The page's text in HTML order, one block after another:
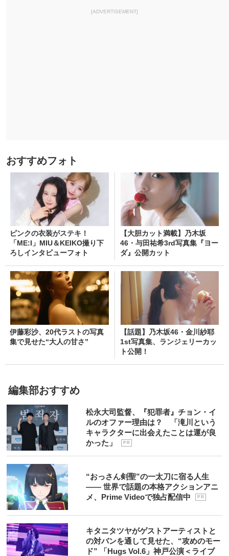
[ADVERTISEMENT]
おすすめフォト
ピンクの衣装がステキ！
「ME:I」MIU＆KEIKO撮り下
ろしインタビューフォト
【大胆カット満載】乃木坂
46・与田祐希3rd写真集『ヨー
ダ』公開カット
伊藤彩沙、20代ラストの写真
集で見せた“大人の甘さ”
【話題】乃木坂46・金川紗耶
1st写真集、ランジェリーカッ
ト公開！
編集部おすすめ
松永大司監督、『犯罪者』チョン・イ
ルのオファー理由は？ 「滝川という
キャラクターに出会えたことは運が良
かった」
P R
“おっさん剣聖”の一太刀に宿る人生
―― 世界で話題の本格アクションアニ
メ、Prime Videoで独占配信中
P R
キタニタツヤがゲストアーティストと
の対バンを通して見せた、“攻めのモー
ド” 「Hugs Vol.6」神戸公演＜ライブ